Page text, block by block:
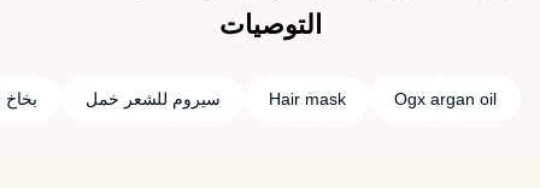
التوصيات
Ogx argan oil
Hair mask سيروم للشعر خمل بخاخ